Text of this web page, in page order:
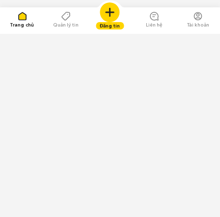
Trang chủ Quản lý tin Đăng tin Liên hệ Tài khoản